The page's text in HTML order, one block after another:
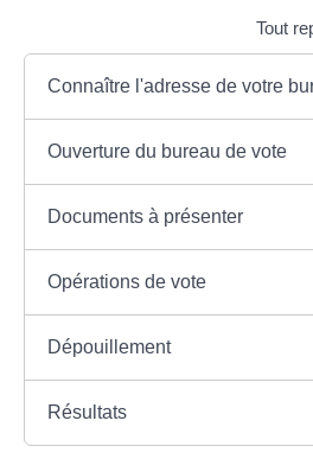
Tout
Connaître l'adresse de votre
Ouverture du bureau de vote
Documents à présenter
Opérations de vote
Dépouillement
Résultats